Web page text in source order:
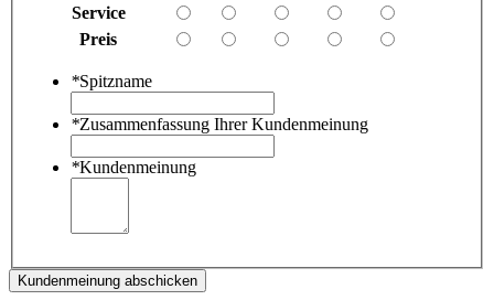
Service
Preis
*Spitzname
*Zusammenfassung Ihrer Kundenmeinung
*Kundenmeinung
Kundenmeinung abschicken